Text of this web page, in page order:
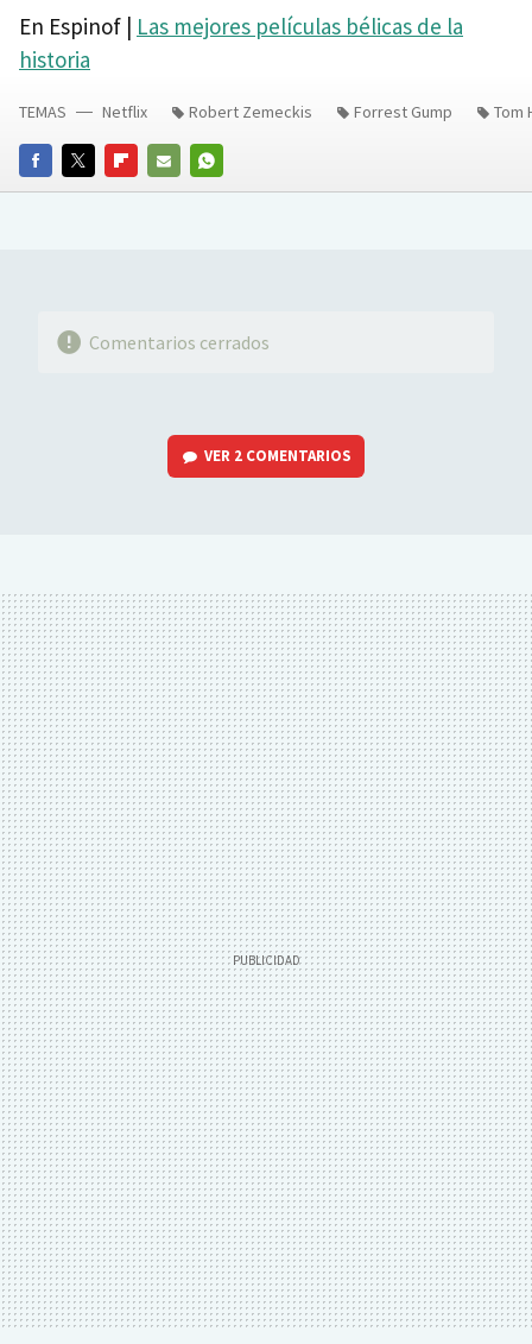
En Espinof | Las mejores películas bélicas de la
historia
FACEBOOKTWITTERFLIPBOARD
E-
WHATSAPP
TEMAS Netflix Robert Zemeckis Forrest Gump Tom
Comentarios cerrados
VER 2 COMENTARIOS